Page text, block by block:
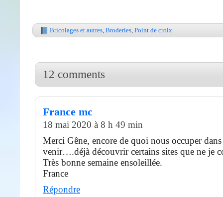
Bricolages et autres, Broderies, Point de croix
12 comments
France mc
18 mai 2020 à 8 h 49 min
Merci Gêne, encore de quoi nous occuper
venir….déjà découvrir certains sites que ne je
Très bonne semaine ensoleillée.
France
Répondre